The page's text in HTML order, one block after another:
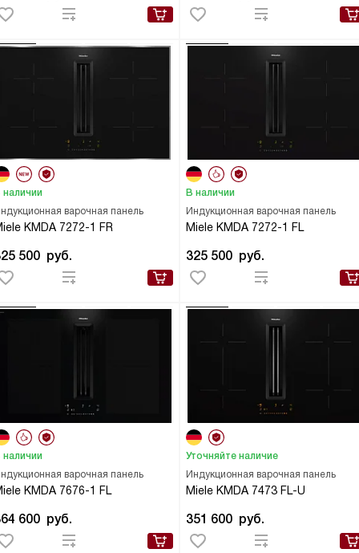
варочная панель
KMDA 7272-1 FR
наличии
500 руб.
Индукционная варочная панель
Miele KMDA 7272-1 FL
В наличии
325 500 руб.
варочная панель
KMDA 7676-1 FL
наличии
600 руб.
Индукционная варочная панель
Miele KMDA 7473 FL-U
Уточняйте наличие
351 600 руб.